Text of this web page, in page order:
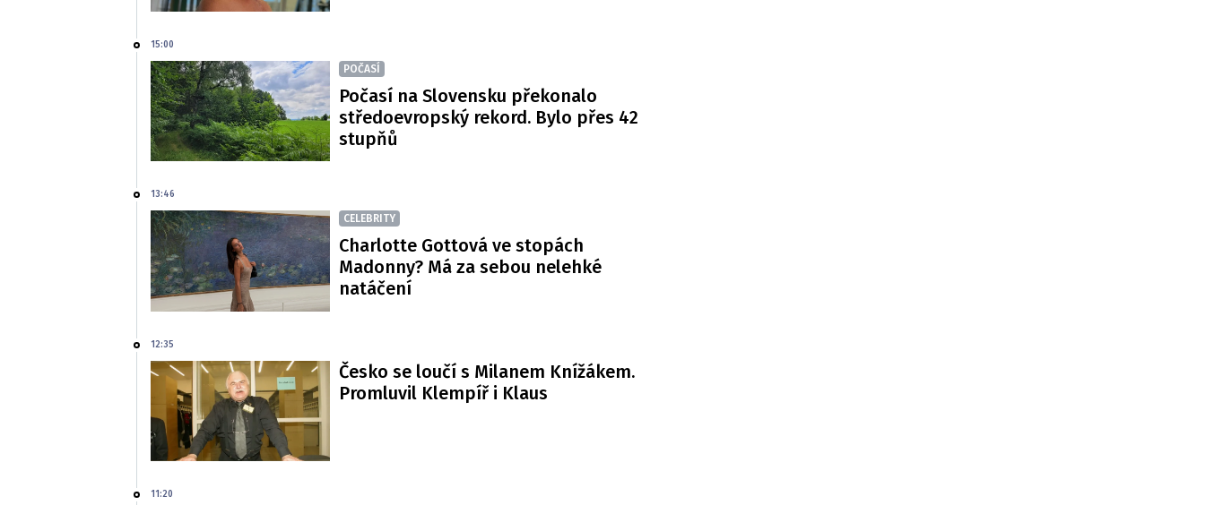
15:00
POČASÍ
Počasí na Slovensku překonalo
středoevropský rekord. Bylo přes 42
stupňů
13:46
CELEBRITY
Charlotte Gottová ve stopách
Madonny? Má za sebou nelehké
natáčení
12:35
Česko se loučí s Milanem Knížákem.
Promluvil Klempíř i Klaus
11:20